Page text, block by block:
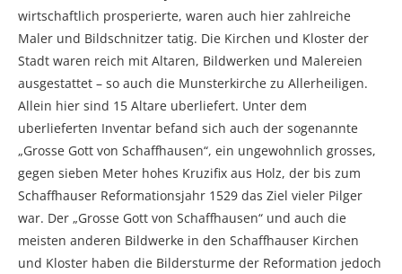
wirtschaftlich prosperierte, waren auch hier zahlreiche
Maler und Bildschnitzer tatig. Die Kirchen und Kloster der
Stadt waren reich mit Altaren, Bildwerken und Malereien
ausgestattet – so auch die Munsterkirche zu Allerheiligen.
Allein hier sind 15 Altare uberliefert. Unter dem
uberlieferten Inventar befand sich auch der sogenannte
„Grosse Gott von Schaffhausen“, ein ungewohnlich grosses,
gegen sieben Meter hohes Kruzifix aus Holz, der bis zum
Schaffhauser Reformationsjahr 1529 das Ziel vieler Pilger
war. Der „Grosse Gott von Schaffhausen“ und auch die
meisten anderen Bildwerke in den Schaffhauser Kirchen
und Kloster haben die Bildersturme der Reformation jedoch